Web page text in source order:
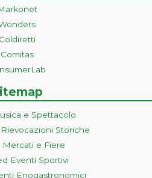
Coldiretti
Comitas
e Spettacolo
Storiche
Mercati e Fiere
Eventi Sportivi
Enogastronomici